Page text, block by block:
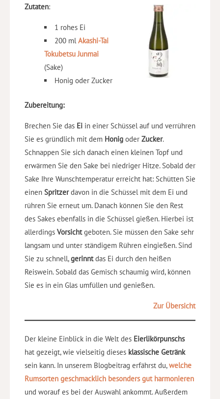
Zutaten:
1 rohes Ei
200 mlAkashi-Tai
Tokubetsu Junmai
(Sake)
Honig oder Zucker
Zubereitung:
Brechen Sie das Ei in einer Schüssel auf und verrühren
Sie es gründlich mit dem Honig oder Zucker.
Schnappen Sie sich danach einen kleinen Topf und
erwärmen Sie den Sake bei niedriger Hitze. Sobald der
Sake Ihre Wunschtemperatur erreicht hat: Schütten Sie
einen Spritzerdavon in die Schüssel mit dem Ei und
rühren Sie erneut um. Danach können Sie den Rest
des Sakes ebenfalls in die Schüssel gießen. Hierbei ist
allerdings Vorsichtgeboten. Sie müssen den Sake sehr
langsam und unter ständigem Rühren eingießen. Sind
Sie zu schnell,gerinntdas Ei durch den heißen
Reiswein. Sobald das Gemisch schaumig wird, können
Sie es in ein Glas umfüllen und genießen.
Zur Übersicht
Der kleine Einblick in die Welt des Eierlikörpunschs
hat gezeigt, wie vielseitig dieses klassische Getränk
sein kann. In unserem Blogbeitrag erfährst du,welche
Rumsorten geschmacklich besonders gut harmonieren
und worauf es bei der Auswahl ankommt. Außerdem